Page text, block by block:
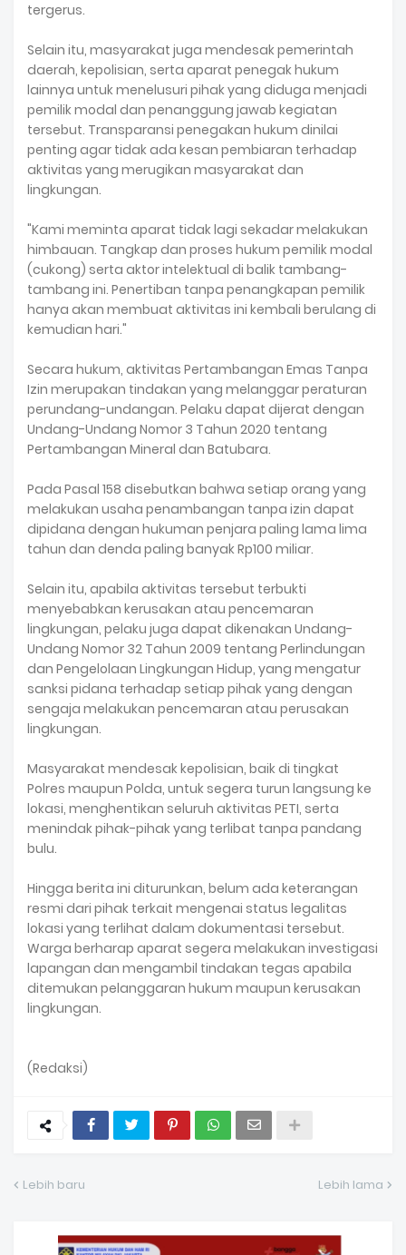
tergerus.
Selain itu, masyarakat juga mendesak pemerintah
daerah, kepolisian, serta aparat penegak hukum
lainnya untuk menelusuri pihak yang diduga menjadi
pemilik modal dan penanggung jawab kegiatan
tersebut. Transparansi penegakan hukum dinilai
penting agar tidak ada kesan pembiaran terhadap
aktivitas yang merugikan masyarakat dan
lingkungan.
"Kami meminta aparat tidak lagi sekadar melakukan
himbauan. Tangkap dan proses hukum pemilik modal
(cukong) serta aktor intelektual di balik tambang-
tambang ini. Penertiban tanpa penangkapan pemilik
hanya akan membuat aktivitas ini kembali berulang di
kemudian hari."
Secara hukum, aktivitas Pertambangan Emas Tanpa
Izin merupakan tindakan yang melanggar peraturan
perundang-undangan. Pelaku dapat dijerat dengan
Undang-Undang Nomor 3 Tahun 2020 tentang
Pertambangan Mineral dan Batubara.
Pada Pasal 158 disebutkan bahwa setiap orang yang
melakukan usaha penambangan tanpa izin dapat
dipidana dengan hukuman penjara paling lama lima
tahun dan denda paling banyak Rp100 miliar.
Selain itu, apabila aktivitas tersebut terbukti
menyebabkan kerusakan atau pencemaran
lingkungan, pelaku juga dapat dikenakan Undang-
Undang Nomor 32 Tahun 2009 tentang Perlindungan
dan Pengelolaan Lingkungan Hidup, yang mengatur
sanksi pidana terhadap setiap pihak yang dengan
sengaja melakukan pencemaran atau perusakan
lingkungan.
Masyarakat mendesak kepolisian, baik di tingkat
Polres maupun Polda, untuk segera turun langsung ke
lokasi, menghentikan seluruh aktivitas PETI, serta
menindak pihak-pihak yang terlibat tanpa pandang
bulu.
Hingga berita ini diturunkan, belum ada keterangan
resmi dari pihak terkait mengenai status legalitas
lokasi yang terlihat dalam dokumentasi tersebut.
Warga berharap aparat segera melakukan investigasi
lapangan dan mengambil tindakan tegas apabila
ditemukan pelanggaran hukum maupun kerusakan
lingkungan.
(Redaksi)
Lebih baru Lebih lama